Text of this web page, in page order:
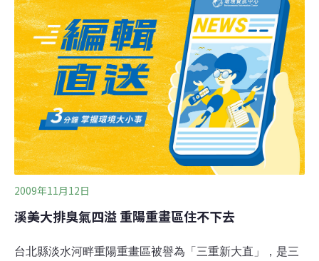
火節熱鬧舉辦，是不是讓無辜的魚兒成了犧牲者，主辦單
位強調煙火是有機材料，燃燒後會成甲肥，絕對無關；環
保局初步調查，可能是天氣闖的禍。北市環保局科長蔡聰
敏：「初步判斷是(河川)溶氧降低，最近溫度有些變化，
也有這些原因。」魚群死因詳細結果還要等調查報告出
爐，只是台北市力推淨化淡水河，還沒成功，倒是先把生
活在河裡的淡水魚給淨化光了。
2009年11月12日
溪美大排臭氣四溢 重陽重畫區住不下去
台北縣淡水河畔重陽重畫區被譽為「三重新大直」，是三